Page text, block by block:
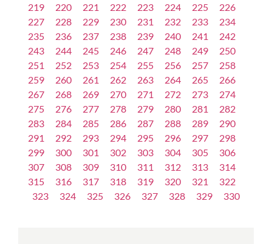
219
220 221 222 223 224 225
226
227
228 229 230 231 232 233
234
235
236 237 238 239 240 241
242
243
244 245 246 247 248 249
250
251
252 253 254 255 256 257
258
259
260 261 262 263 264 265
266
267
268 269 270 271 272 273
274
275
276 277 278 279 280 281
282
283
284 285 286 287 288 289
290
291
292 293 294 295 296 297
298
299
300 301 302 303 304 305
306
307
308 309 310 311 312 313
314
315
316 317 318 319 320 321
322
323
324 325 326 327 328 329 330